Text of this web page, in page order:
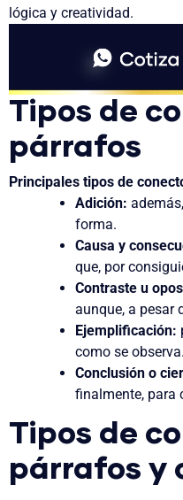
lógica y creatividad.
Tipos de
párrafos
Principales tipos de
Adición:
forma.
Causa y
que, por
Contraste u
aunque, a pesar
Ejemplificación:
como se observa.
Conclusión o
finalmente, para
Tipos de
párrafos y